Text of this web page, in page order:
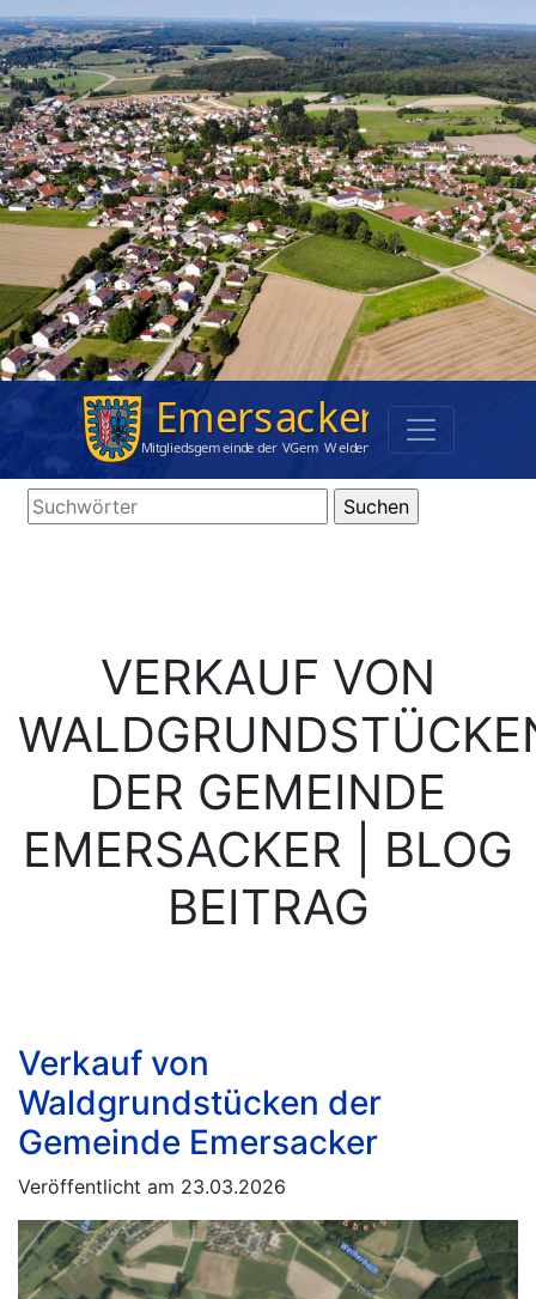
VERKAUF VON
DER GEMEINDE
EMERSACKER | BLOG
BEITRAG
Verkauf von
Waldgrundstücken der
Gemeinde Emersacker
Veröffentlicht am 23.03.2026